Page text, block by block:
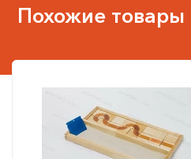
Похожие товары